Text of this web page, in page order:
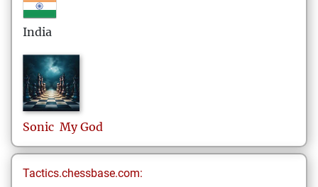
India
Sonic My God
Tactics.chessbase.com: